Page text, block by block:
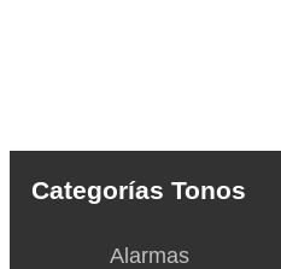
Categorías Tonos
Alarmas